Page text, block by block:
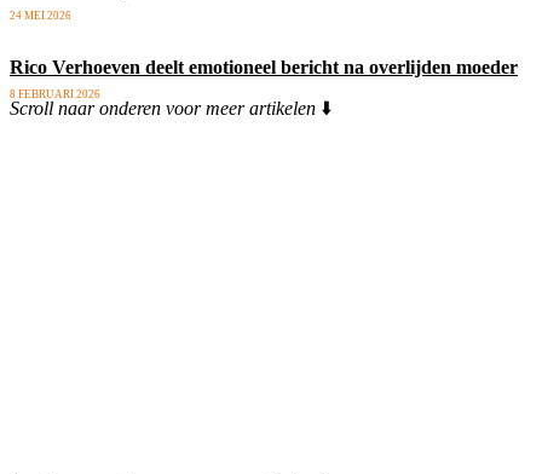
24 MEI 2026
Rico Verhoeven deelt emotioneel bericht na overlijden moeder
8 FEBRUARI 2026
Scroll naar onderen voor meer artikelen ⬇️